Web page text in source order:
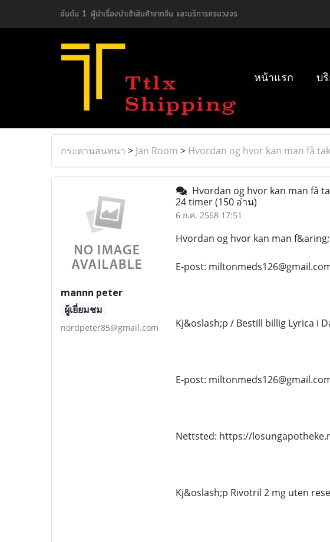
อันดับ 1 ผู้นำเรื่องนำเข้าสินค้าจากจีน และบริการครบวงจร
หน้าแรก บ
กระดานสนทนา > Jan Room > Hvordan og hvor kan man få
mannn peter
ผู้เยี่ยมชม
nordpeter85@gmail.com
Hvordan og hvor kan man få
24 timer(150 อ่าน)
6 ก.ค. 2568 17:51
Hvordan og hvor kan man
E-post:
Kj&oslash;p / Bestill billig Lyrica i
E-post:
Nettsted: https://
Kj&oslash;p Rivotril 2 mg uten